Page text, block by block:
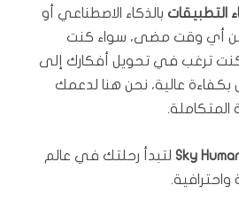
التطبيقات بالذكاء الاصطناعي أو
أي وقت مضى، سواء كنت
كنت ترغب في تحويل أفكارك إلى
عالية، نحن هنا لدعمك
المتكاملة.
Sky لتبدأ رحلتك في عالم
واحترافية.